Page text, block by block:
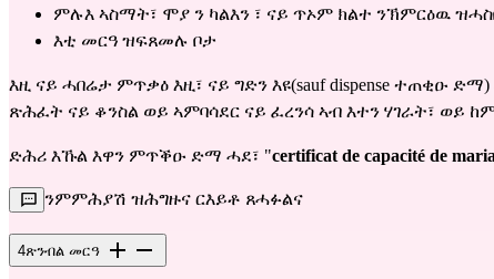
ምሉእ ኣስማት፣ ሞያ ን ካልእን ፣ ናይ ጥኦም ክልተ ንኽምርዕዉ
እቲ መርዓ ዝፍጸመሉ ቦታ
እዚ ናይ ሓበሬታ ምጥቃዕ እዚ፣ ናይ ግድን እዩ(sauf dispense ተጠቂዑ
ጽሕፈት ናይ ቆንስል ወይ ኣምባሳደር ናይ ፈረንሳ ኣብ እተን ሃገራት፣ ወይ
ድሕሪ እኹል እዋን ምጥቕዑ ድማ ሓደ፣ "certificat de capacité de
ንምምሕያሽ ዝሕግዙና ርእይቶ ጸሓፉልና
4ጽንብል መርዓ